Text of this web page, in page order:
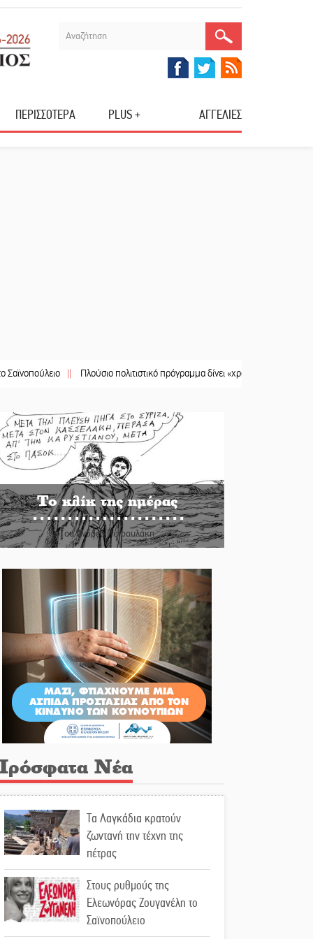
ΠΕΡΙΣΣΟΤΕΡΑ PLUS + ΑΓΓΕΛΙΕΣ
|| Πλούσιο πολιτιστικό πρόγραμμα δίνει «χρώμα» στον Αύγουστο του
Το κλίκ της ημέρας
Του Ανδρέα Πετρουλάκη
Νέα
Τα Λαγκάδια κρατούν
ζωντανή την τέχνη της
πέτρας
Στους ρυθμούς της
Ελεωνόρας Ζουγανέλη το
Σαϊνοπούλειο